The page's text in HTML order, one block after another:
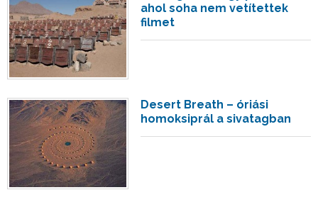
ahol soha nem vetítettek
filmet
Desert Breath – óriási
homoksiprál a sivatagban